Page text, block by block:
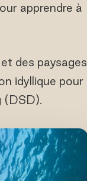
apprendre à
des paysages
idyllique pour
(DSD).